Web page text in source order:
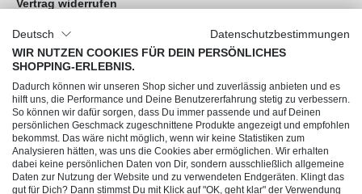
Vertrag widerrufen
Cookie-Einstellungen
Du hast Fragen?
Unsere Socials
Deutsch
Datenschutzbestimmungen
WIR NUTZEN COOKIES FÜR DEIN PERSÖNLICHES
SHOPPING-ERLEBNIS.
Dadurch können wir unseren Shop sicher und zuverlässig anbieten und es
hilft uns, die Performance und Deine Benutzererfahrung stetig zu verbessern.
So können wir dafür sorgen, dass Du immer passende und auf Deinen
persönlichen Geschmack zugeschnittene Produkte angezeigt und empfohlen
bekommst. Das wäre nicht möglich, wenn wir keine Statistiken zum
Analysieren hätten, was uns die Cookies aber ermöglichen. Wir erhalten
dabei keine persönlichen Daten von Dir, sondern ausschließlich allgemeine
Daten zur Nutzung der Website und zu verwendeten Endgeräten. Klingt das
gut für Dich? Dann stimmst Du mit Klick auf "OK, geht klar" der Verwendung